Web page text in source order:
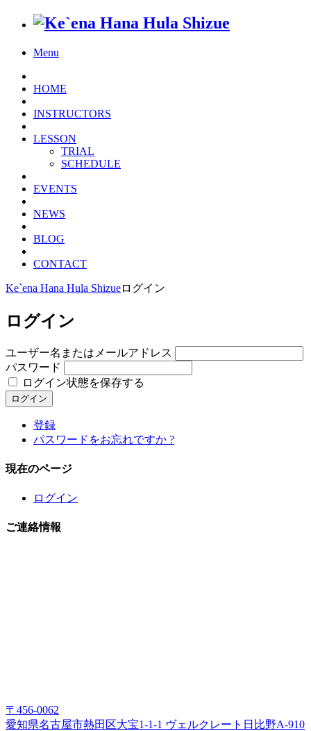
Menu
HOME
INSTRUCTORS
LESSON
TRIAL
SCHEDULE
EVENTS
NEWS
BLOG
CONTACT
Ke`ena Hana Hula Shizueログイン
ログイン
ユーザー名またはメールアドレス
パスワード
ログイン状態を保存する
ログイン
登録
パスワードをお忘れですか ?
現在のページ
ログイン
ご連絡情報
〒456-0062
愛知県名古屋市熱田区大宝1-1-1 ヴェルクレート日比野A-910